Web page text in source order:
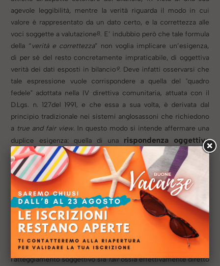
agevole leggibilità, mentre la verità riguarda il modo in cui
valore è rappresentato da un dato certo, e la correttezza alle
voci soggette a valutazione8. E’ indubbio però che tale formula
della “verità e correttezza” non voglia implicare un’esigenza,
di per sé del resto concretamente impraticabile, di oggettiva
verità dei dati esposti in bilancio9. Deve infatti osservarsi che
tale espressione vuole corrispondere a quella del "quadro
fedele" adottata nella IV direttiva comunitaria, attuata con il
D.Lgs. n. 127del 1991, e che essa a sua volta, è derivata dal
principio tradizionale nei sistemi anglosassoni che richiedono
a true and fair view. In questo modo si intende affermare una
duplice esigenza: quella di una rispondenza oggettiva
della rappresentazione alle situazioni rappresentate e
ai risultati conseguiti(true) e quella di unatteggiamento
soggettivo ispirato a correttezza, lealtà e buona fede
nell’operazione di rappresentazione(fair)10.
formazione del bilancio vi sono operazioni da compiere che
non consistono in un’attività di mero accertamento, ma
consistono in una attività di valutazione. Rispetto a queste
operazioni è difficile poter affermare con sicurezza che il
risultato sia true. Diviene pertanto decisivo che
l'atteggiamento soggettivo siafairossia effettivamente diretto